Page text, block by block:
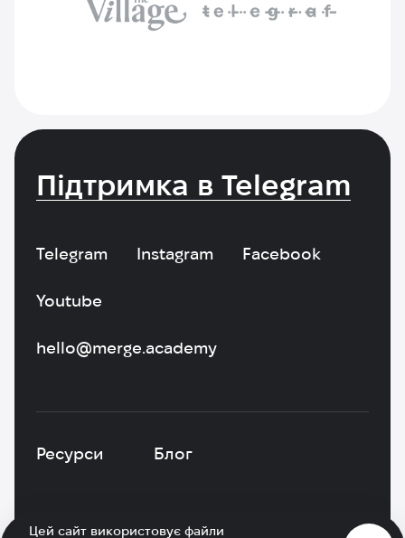
Підтримка в Telegram
Telegram Instagram Facebook
Youtube
hello@merge.academy
Ресурси Блог
Політика конфіденційності
Цей сайт використовує файли